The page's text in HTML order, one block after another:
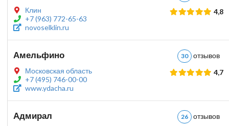
Клин
+7 (963) 772-65-63
novoselklin.ru
4,8
Амельфино 30
Московская область
+7 (495) 746-00-00
www.ydacha.ru
4,7
Адмирал 26